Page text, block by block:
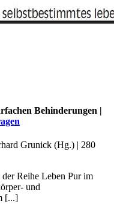
Behinderungen |
Grunick (Hg.) | 280
Reihe Leben Pur im
und
[...]